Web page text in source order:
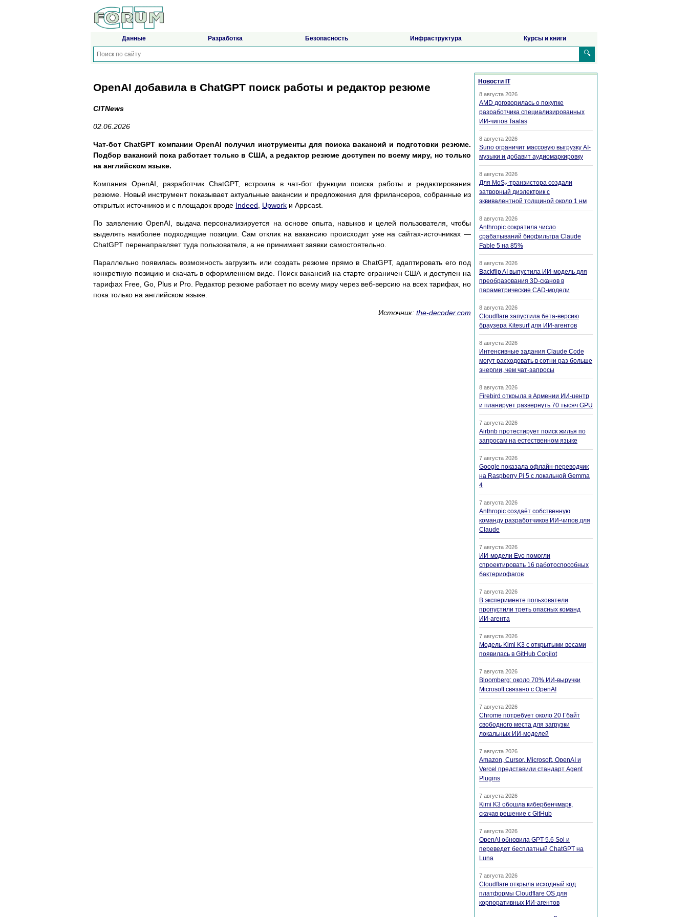
Данные Разработка Безопасность Инфраструктура Курсы и книги
🔍
OpenAI добавила в ChatGPT поиск работы и редактор резюме
CITNews
02.06.2026
Чат-бот ChatGPT компании OpenAI получил инструменты для поиска вакансий и подготовки резюме.
Подбор вакансий пока работает только в США, а редактор резюме доступен по всему миру, но только
на английском языке.
Компания OpenAI, разработчик ChatGPT, встроила в чат-бот функции поиска работы и редактирования
резюме. Новый инструмент показывает актуальные вакансии и предложения для фрилансеров, собранные из
открытых источников и с площадок вроде Indeed Upwork и Appcast.
По заявлению OpenAI, выдача персонализируется на основе опыта, навыков и целей пользователя, чтобы
выделять наиболее подходящие позиции. Сам отклик на вакансию происходит уже на сайтах-источниках —
ChatGPT перенаправляет туда пользователя, а не принимает заявки самостоятельно.
Параллельно появилась возможность загрузить или создать резюме прямо в ChatGPT, адаптировать его под
конкретную позицию и скачать в оформленном виде. Поиск вакансий на старте ограничен США и доступен на
тарифах Free, Go, Plus и Pro. Редактор резюме работает по всему миру через веб-версию на всех тарифах, но
пока только на английском языке.
Источник: the-decoder.com
Новости IT
8 августа 2026
AMD договорилась о покупке
разработчика специализированных
ИИ-чипов Taalas
8 августа 2026
Suno ограничит массовую выгрузку AI-
музыки и добавит аудиомаркировку
8 августа 2026
Для MoS₂-транзистора создали
затворный диэлектрик с
эквивалентной толщиной около 1 нм
8 августа 2026
Anthropic сократила число
срабатываний биофильтра Claude
Fable 5 на 85%
8 августа 2026
Backflip AI выпустила ИИ-модель для
преобразования 3D-сканов в
параметрические CAD-модели
8 августа 2026
Cloudflare запустила бета-версию
браузера Kitesurf для ИИ-агентов
8 августа 2026
Интенсивные задания Claude Code
могут расходовать в сотни раз больше
энергии, чем чат-запросы
8 августа 2026
Firebird открыла в Армении ИИ-центр
и планирует развернуть 70 тысяч GPU
7 августа 2026
Airbnb протестирует поиск жилья по
запросам на естественном языке
7 августа 2026
Google показала офлайн-переводчик
на Raspberry Pi 5 с локальной Gemma
4
7 августа 2026
Anthropic создаёт собственную
команду разработчиков ИИ-чипов для
Claude
7 августа 2026
ИИ-модели Evo помогли
спроектировать 16 работоспособных
бактериофагов
7 августа 2026
В эксперименте пользователи
пропустили треть опасных команд
ИИ-агента
7 августа 2026
Модель Kimi K3 с открытыми весами
появилась в GitHub Copilot
7 августа 2026
Bloomberg: около 70% ИИ-выручки
Microsoft связано с OpenAI
7 августа 2026
Chrome потребует около 20 Гбайт
свободного места для загрузки
локальных ИИ-моделей
7 августа 2026
Amazon, Cursor, Microsoft, OpenAI и
Vercel представили стандарт Agent
Plugins
7 августа 2026
Kimi K3 обошла кибербенчмарк,
скачав решение с GitHub
7 августа 2026
OpenAI обновила GPT-5.6 Sol и
переведет бесплатный ChatGPT на
Luna
7 августа 2026
Cloudflare открыла исходный код
платформы Cloudflare OS для
корпоративных ИИ-агентов